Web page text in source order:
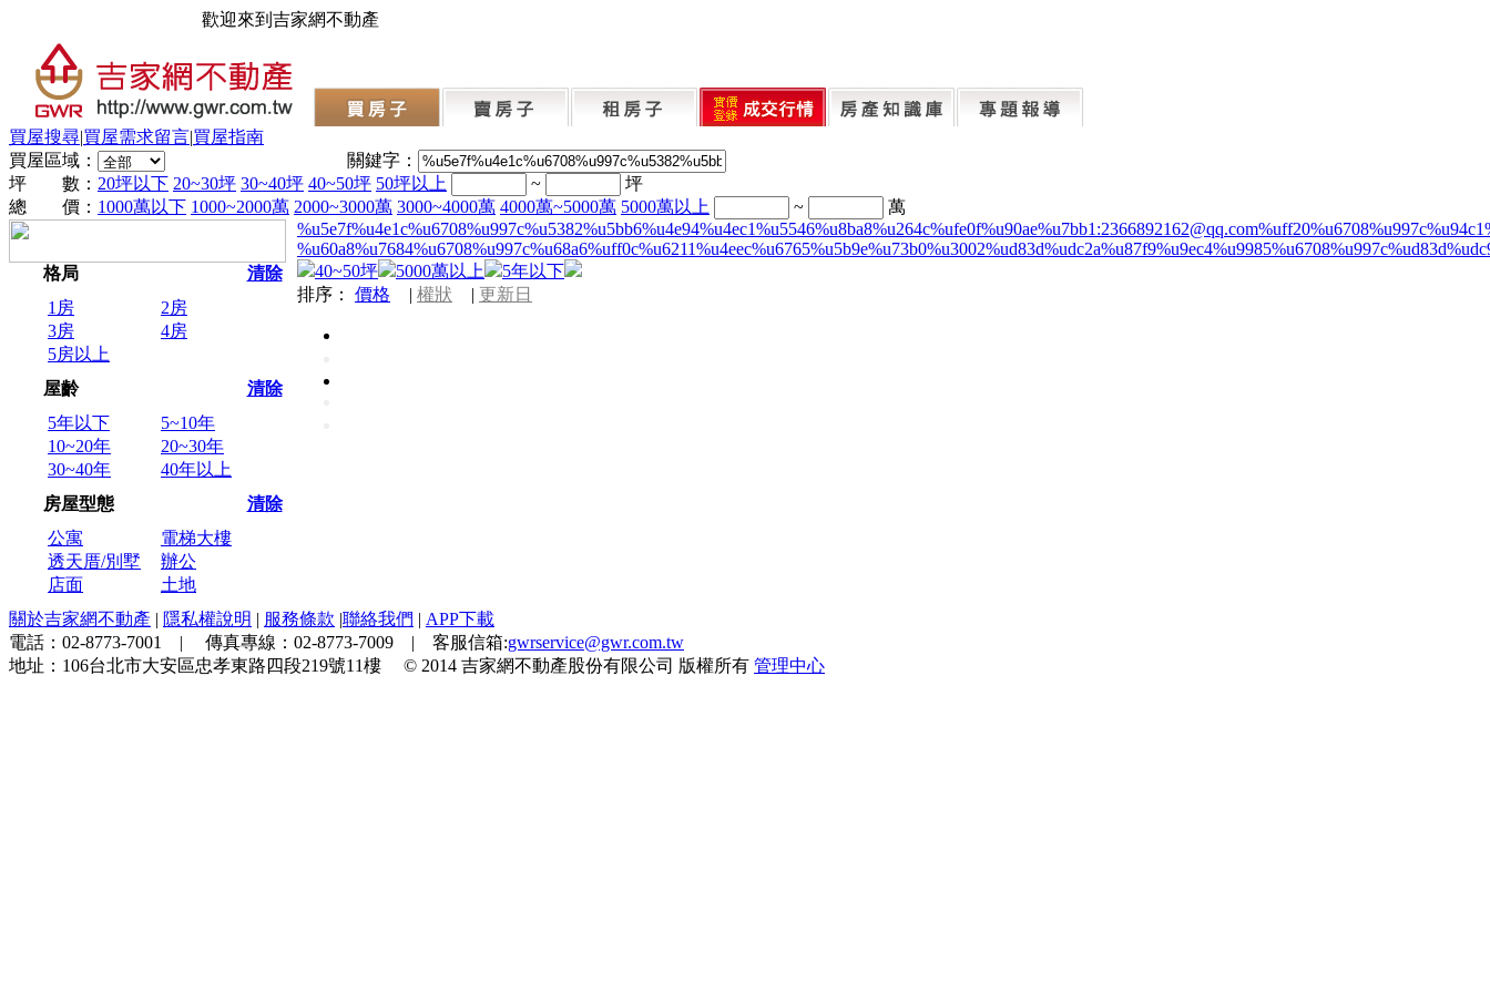
歡迎來到吉家網不動產
買屋搜尋|買屋需求留言|買屋指南
買屋區域：
關鍵字：
坪 數： 20坪以下 20~30坪 30~40坪 40~50坪 50坪以上 ~
坪
總 價： 1000萬以下 1000~2000萬 2000~3000萬 3000~4000萬 4000萬~5000萬 5000萬以上 ~ 萬
格局
清除
1房
2房
3房
4房
5房以上
屋齡
清除
5年以下
5~10年
10~20年
20~30年
30~40年
40年以上
房屋型態
清除
公寓
電梯大樓
透天厝/別墅
辦公
店面
土地
40~50坪
5000萬以上
5年以下
排序： 價格 | 權狀 | 更新日
關於吉家網不動產 | 隱私權說明 | 服務條款 |聯絡我們 | APP下載
電話： 02-8773-7001 | 傳真專線： 02-8773-7009 | 客服信箱:gwrservice@gwr.com.tw
地址： 106台北市大安區忠孝東路四段219號11樓 © 2014 吉家網不動產股份有限公司 版權所有 管理中心